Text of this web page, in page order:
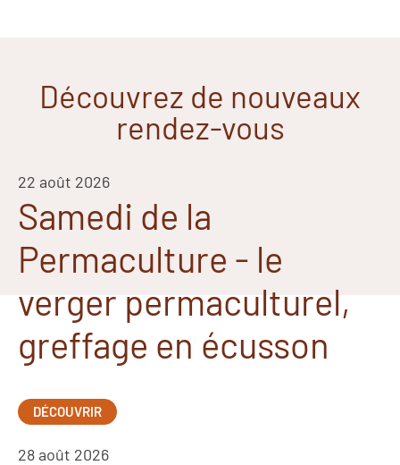
Découvrez de nouveaux
rendez-vous
22 août 2026
Samedi de la
Permaculture - le
verger permaculturel,
greffage en écusson
DÉCOUVRIR
28 août 2026